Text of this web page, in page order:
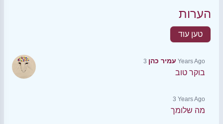
הערות
טען עוד
עמיר כהן 3 Years Ago
בוקר טוב
3 Years Ago
מה שלומך